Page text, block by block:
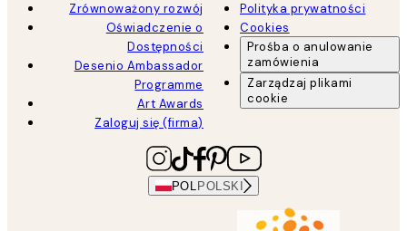
Zrównoważony rozwój
Oświadczenie o
Dostępności
Desenio Ambassador
Programme
Art Awards
Zaloguj się (firma)
Polityka prywatności
Cookies
Prośba o anulowanie
zamówienia
Zarządzaj plikami
cookie
POL POLSKI